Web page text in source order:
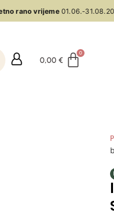
rano vrijeme01.06.-
0,00€